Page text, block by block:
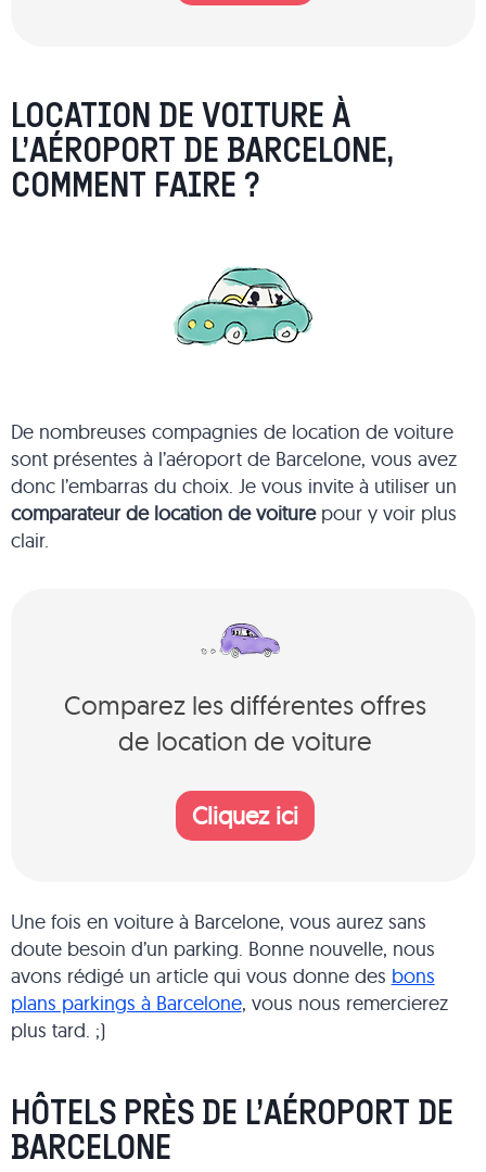
LOCATION DE VOITURE À
L’AÉROPORT DE BARCELONE,
COMMENT FAIRE ?
De nombreuses compagnies de location de voiture
sont présentes à l’aéroport de Barcelone, vous avez
donc l’embarras du choix. Je vous invite à utiliser un
comparateur de location de voiturepour y voir plus
clair.
Comparez les différentes offres
de location de voiture
Cliquez ici
Une fois en voiture à Barcelone, vous aurez sans
doute besoin d’un parking. Bonne nouvelle, nous
avons rédigé un article qui vous donne des bons
plans parkings à Barcelone, vous nous remercierez
plus tard. ;)
HÔTELS PRÈS DE L’AÉROPORT DE
BARCELONE